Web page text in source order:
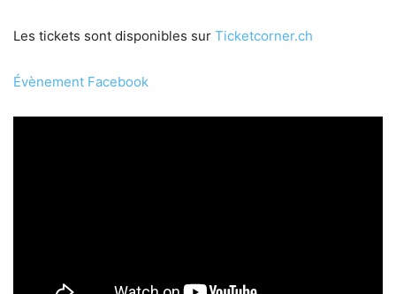
Les tickets sont disponibles sur Ticketcorner.ch
Évènement Facebook